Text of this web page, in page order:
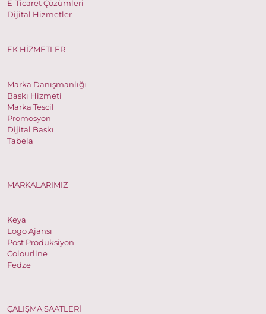
E-Ticaret Çözümleri
Dijital Hizmetler
EK HİZMETLER
Marka Danışmanlığı
Baskı Hizmeti
Marka Tescil
Promosyon
Dijital Baskı
Tabela
MARKALARIMIZ
Keya
Logo Ajansı
Post Produksiyon
Colourline
Fedze
ÇALIŞMA SAATLERİ